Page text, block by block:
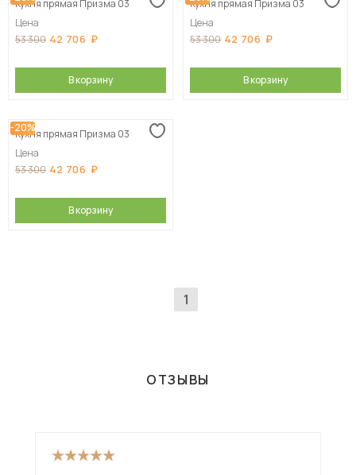
Кухня прямая Призма 03
Цена
53 300 42 706
В корзину
Кухня прямая Призма 03
Цена
53 300 42 706
В корзину
-20%
Кухня прямая Призма 03
Цена
53 300 42 706
В корзину
1
ОТЗЫВЫ